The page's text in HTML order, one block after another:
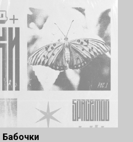
Бабочки